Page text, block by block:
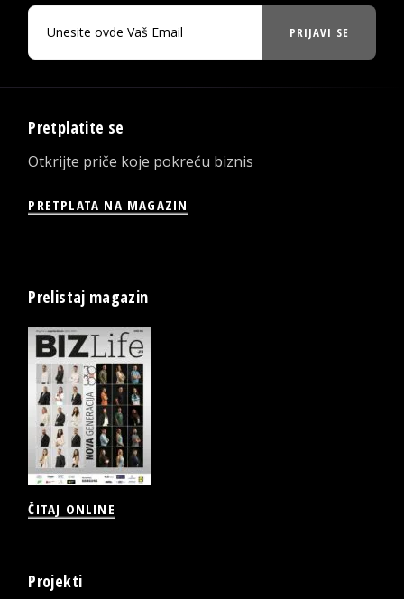
PRIJAVI SE
Pretplatite se
Otkrijte priče koje pokreću biznis
PRETPLATA NA MAGAZIN
Prelistaj magazin
ČITAJ ONLINE
Projekti